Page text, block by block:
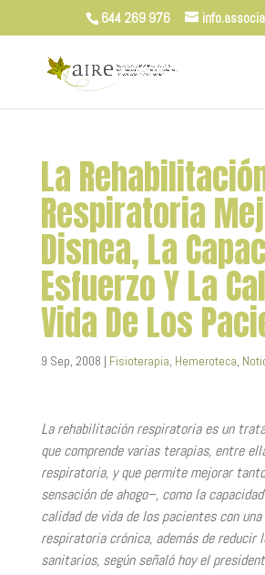
644 269 976
La
Respiratoria
Disnea, La
Esfuerzo Y La
Vida De Los
9 Sep, 2008 | Fisioterapia, Hemeroteca,
La rehabilitación respiratoria es un
que comprende varias terapias, entre
respiratoria, y que permite mejorar
sensación de ahogo–, como la
calidad de vida de los pacientes con
respiratoria crónica, además de reducir
sanitarios, según señaló hoy el